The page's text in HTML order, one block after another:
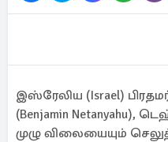
இஸ்ரேலிய (Israel)
(Benjamin
முழு விலையையும்